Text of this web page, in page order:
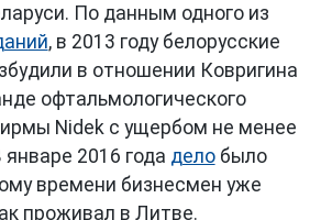
По данным одного из
, в 2013 году белорусские
в отношении Ковригина
офтальмологического
Nidek с ущербом не менее
2016 года делобыло
времени бизнесмен уже
проживал в Литве.